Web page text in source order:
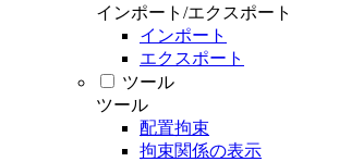
インポート/エクスポート
インポート
エクスポート
ツール
ツール
配置拘束
拘束関係の表示